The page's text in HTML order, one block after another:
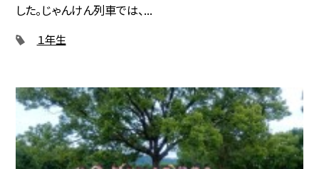
した。じゃんけん列車では、...
１年生